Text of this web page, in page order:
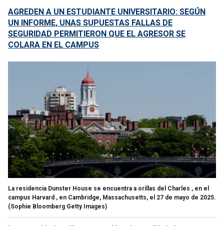
AGREDEN A UN ESTUDIANTE UNIVERSITARIO: SEGÚN
UN INFORME, UNAS SUPUESTAS FALLAS DE
SEGURIDAD PERMITIERON QUE EL AGRESOR SE
COLARA EN EL CAMPUS
La residencia Dunster House se encuentra a orillas del Charles , en el
campus Harvard , en Cambridge, Massachusetts, el 27 de mayo de 2025.
(Sophie Bloomberg Getty Images)